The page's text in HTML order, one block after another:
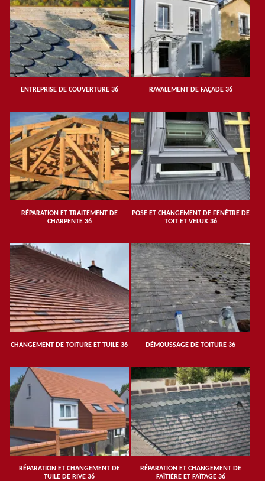
ENTREPRISE DE COUVERTURE 36 RAVALEMENT DE FAÇADE 36
RÉPARATION ET TRAITEMENT DE
CHARPENTE 36
POSE ET CHANGEMENT DE FENÊTRE DE
TOIT ET VELUX 36
CHANGEMENT DE TOITURE ET TUILE 36 DÉMOUSSAGE DE TOITURE 36
RÉPARATION ET CHANGEMENT DE
TUILE DE RIVE 36
RÉPARATION ET CHANGEMENT DE
FAÎTIÈRE ET FAÎTAGE 36